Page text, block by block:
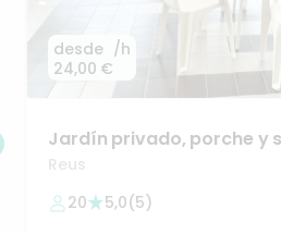
desde
24,00 €
/h
Jardín privado​,​ porche y
interior
Reus
20
5,0(5)